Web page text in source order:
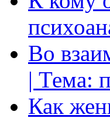
Во
| Тема:
Как